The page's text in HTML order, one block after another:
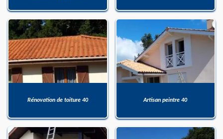
Rénovation de toiture 40 Artisan peintre 40